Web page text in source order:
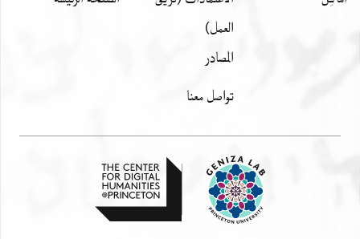
ען תחדידהא בחקוקהא כלהא אלדאכל פיהא ואלכארג
מנהא פי שהור סנה ארבע
מסאפר הדא אנקד
אלחאנות וצארת פי ידה להדא אלטפל ולם יבק לבשראן בן
גאלב פי הדה אלחאנות
עלקה בעד הדא אלביע בוגה ולא סבב ואתבתו שהאדתהם
العمل)
المصادر
تواصل معنا